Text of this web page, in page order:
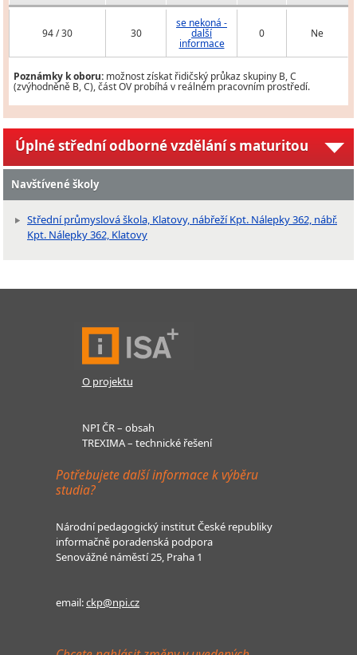
94 / 30 30
se nekoná -
další
informace
0 Ne
Poznámky k oboru: možnost získat řidičský průkaz skupiny B, C
(zvýhodněně B, C), část OV probíhá v reálném pracovním prostředí.
Úplné střední odborné vzdělání s maturitou
Navštívené školy
Střední průmyslová škola, Klatovy, nábřeží Kpt. Nálepky 362, nábř.
Kpt. Nálepky 362, Klatovy
O projektu
NPI ČR – obsah
TREXIMA – technické řešení
Potřebujete další informace k výběru
studia?
Národní pedagogický institut České republiky
informačně poradenská podpora
Senovážné náměstí 25, Praha 1
email:ckp@npi.cz